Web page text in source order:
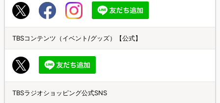
TBSコンテンツ（イベント/グッズ）【公式】
TBSラジオショッピング公式SNS